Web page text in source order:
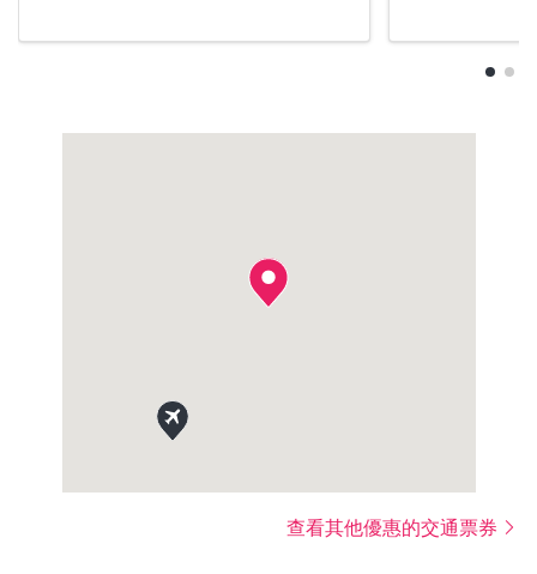
查看其他優惠的交通票券